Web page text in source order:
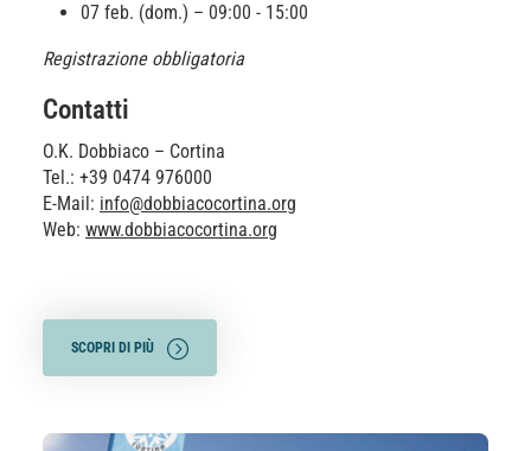
07 feb. (dom.) – 09:00 - 15:00
Registrazione obbligatoria
Contatti
O.K. Dobbiaco – Cortina
Tel.: +39 0474 976000
E-Mail: info@dobbiacocortina.org
Web: www.dobbiacocortina.org
SCOPRI DI PIÙ